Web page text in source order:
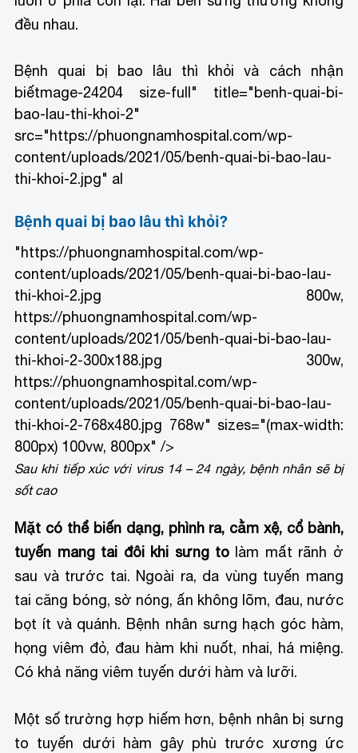
đều nhau.
Bệnh quai bị bao lâu thì khỏi và cách nhận
biếtmage-24204 size-full" title="benh-quai-bi-
bao-lau-thi-khoi-2"
src="https://phuongnamhospital.com/wp-
content/uploads/2021/05/benh-quai-bi-bao-lau-
thi-khoi-2.jpg" al
Bệnh quai bị bao lâu thì khỏi?
"https://phuongnamhospital.com/wp-
content/uploads/2021/05/benh-quai-bi-bao-lau-
thi-khoi-2.jpg 800w,
https://phuongnamhospital.com/wp-
content/uploads/2021/05/benh-quai-bi-bao-lau-
thi-khoi-2-300x188.jpg 300w,
https://phuongnamhospital.com/wp-
content/uploads/2021/05/benh-quai-bi-bao-lau-
thi-khoi-2-768x480.jpg 768w" sizes="(max-width:
800px) 100vw, 800px" />
Sau khi tiếp xúc với virus 14 – 24 ngày, bệnh nhân sẽ bị
sốt cao
Mặt có thể biến dạng, phình ra, cằm xệ, cổ bành,
tuyến mang tai đôi khi sưng tolàm mất rãnh ở
sau và trước tai. Ngoài ra, da vùng tuyến mang
tai căng bóng, sờ nóng, ấn không lõm, đau, nước
bọt ít và quánh. Bệnh nhân sưng hạch góc hàm,
họng viêm đỏ, đau hàm khi nuốt, nhai, há miệng.
Có khả năng viêm tuyến dưới hàm và lưỡi.
Một số trường hợp hiếm hơn, bệnh nhân bị sưng
to tuyến dưới hàm gây phù trước xương ức